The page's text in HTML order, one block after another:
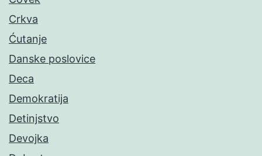
Crkva
Ćutanje
Danske poslovice
Deca
Demokratija
Detinjstvo
Devojka